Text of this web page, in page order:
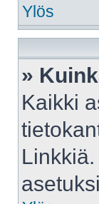
Ylös
»
Kaikki